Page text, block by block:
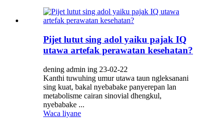
Pijet lutut sing adol yaiku pajak IQ
utawa artefak perawatan kesehatan?
dening admin ing 23-02-22
Kanthi tuwuhing umur utawa taun ngleksanani
sing kuat, bakal nyebabake panyerepan lan
metabolisme cairan sinovial dhengkul,
nyebabake ...
Waca liyane